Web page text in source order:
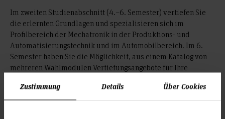
Zustimmung Details Über Cookies
Im zweiten Studienabschnitt (4.–6. Semester) vertiefen Sie
die erlernten Grundlagen und spezialisieren sich im
Profilbereich der Mechatronik in der Produktions- und
Automatisierungstechnik und im Automobilbereich. Im 6.
Semester haben Sie die Möglichkeit, aus einem Katalog von
mehreren Wahlmodulen Vertiefungsangebote für Ihre
auszuwählen.